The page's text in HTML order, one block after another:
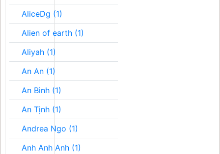
AliceDg (1)
Alien of earth (1)
Aliyah (1)
An An (1)
An Bình (1)
An Tịnh (1)
Andrea Ngo (1)
Anh Anh Anh (1)